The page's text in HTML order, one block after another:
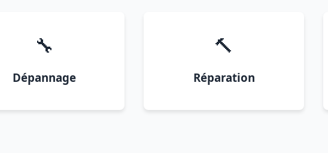
🔧
Dépannage
🔨
Réparation